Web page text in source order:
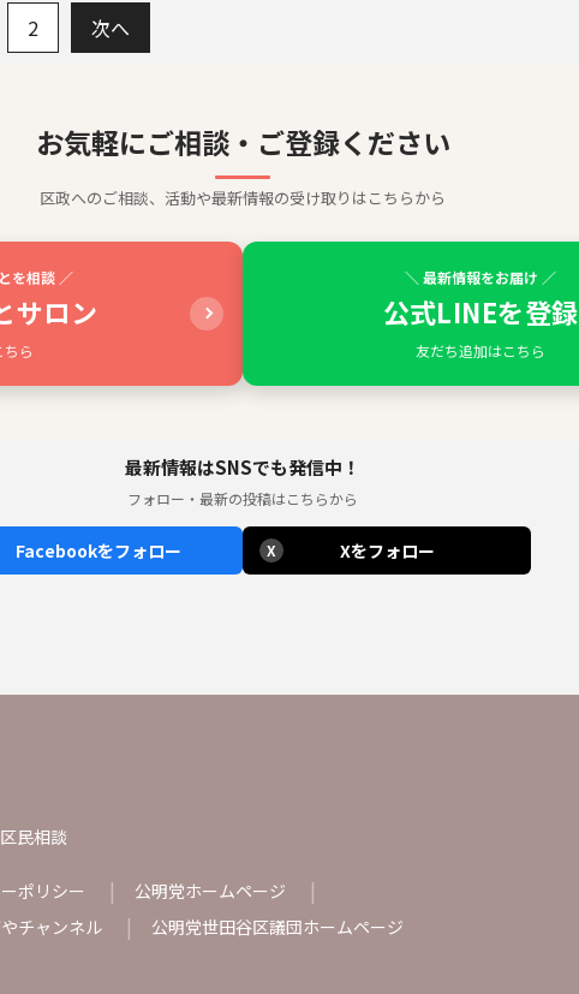
2 次へ
お気軽にご相談・ご登録ください
区政へのご相談、活動や最新情報の受け取りはこちらから
を相談 ／
サロン
ら
＼ 最新情報をお届け ／
公式LINEを登録
友だち追加はこちら
最新情報はSNSでも発信中！
フォロー・最新の投稿はこちらから
Facebookをフォロー X Xをフォロー
区民相談
ポリシー
公明党ホームページ
チャンネル 公明党世田谷区議団ホームページ